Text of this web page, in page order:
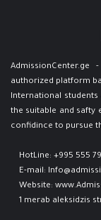
authorized platform
International
the suitable and safty
confidince to pursue
HotLine: +995 555
E-mail:
Website:
1 merab aleksidzis